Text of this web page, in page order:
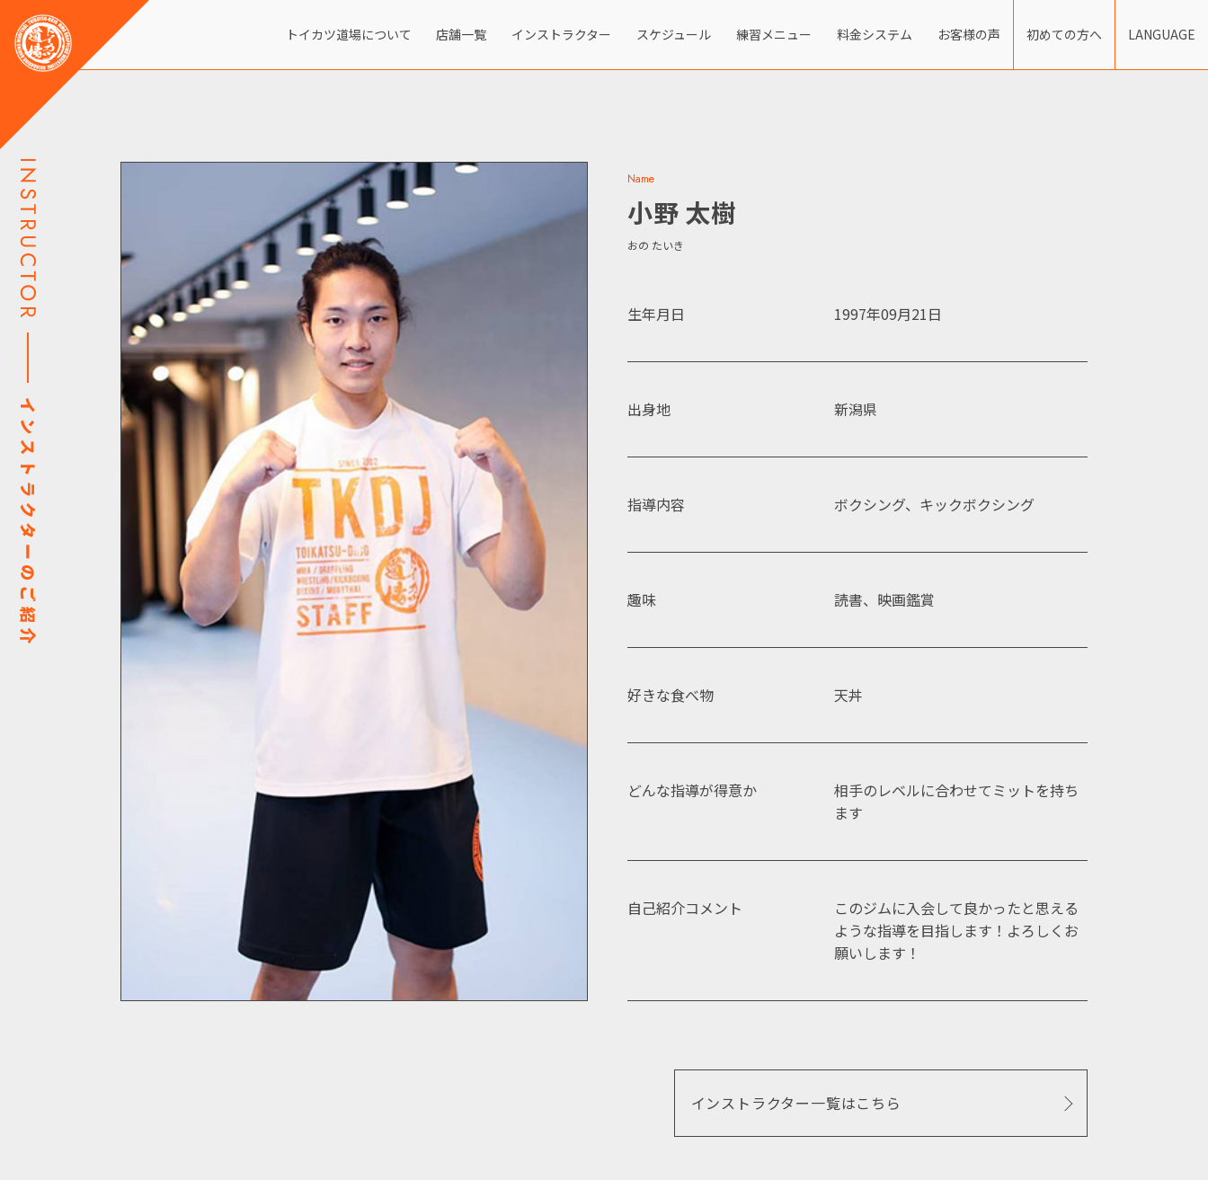
トイカツ道場について 店舗一覧 インストラクター スケジュール 練習メニュー 料金システム お客様の声 初めての方へ LANGUAGE
Name
小野 太樹
おの たいき
生年月日 1997年09月21日
出身地 新潟県
指導内容 ボクシング、キックボクシング
趣味 読書、映画鑑賞
好きな食べ物 天丼
どんな指導が得意か
相手のレベルに合わせてミットを持ち
ます
自己紹介コメント
このジムに入会して良かったと思える
ような指導を目指します！よろしくお
願いします！
インストラクター一覧はこちら